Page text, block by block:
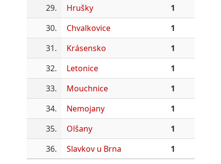
29.
Hrušky
1
30.
Chvalkovice
1
31.
Krásensko
1
32.
Letonice
1
33.
Mouchnice
1
34.
Nemojany
1
35.
Olšany
1
36.
Slavkov u Brna
1